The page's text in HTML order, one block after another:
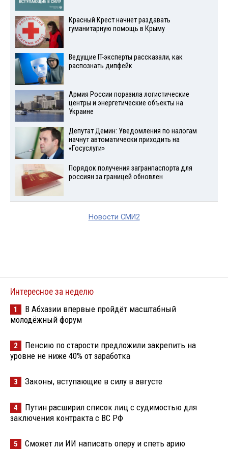
Красный Крест начнет раздавать
гуманитарную помощь в Крыму
Ведущие IT-эксперты рассказали, как
распознать дипфейк
Армия России поразила логистические
центры и энергетические объекты на
Украине
Депутат Демин: Уведомления по налогам
начнут автоматически приходить на
«Госуслуги»
Порядок получения загранпаспорта для
россиян за границей обновлен
Новости СМИ2
Интересное за неделю
1
В Абхазии впервые пройдёт масштабный
молодёжный форум
2
Пенсию по старости предложили закрепить на
уровне не ниже 40% от заработка
3 Законы, вступающие в силу в августе
4
Путин расширил список лиц с судимостью для
заключения контракта с ВС РФ
5 Сможет ли ИИ написать оперу и спеть арию